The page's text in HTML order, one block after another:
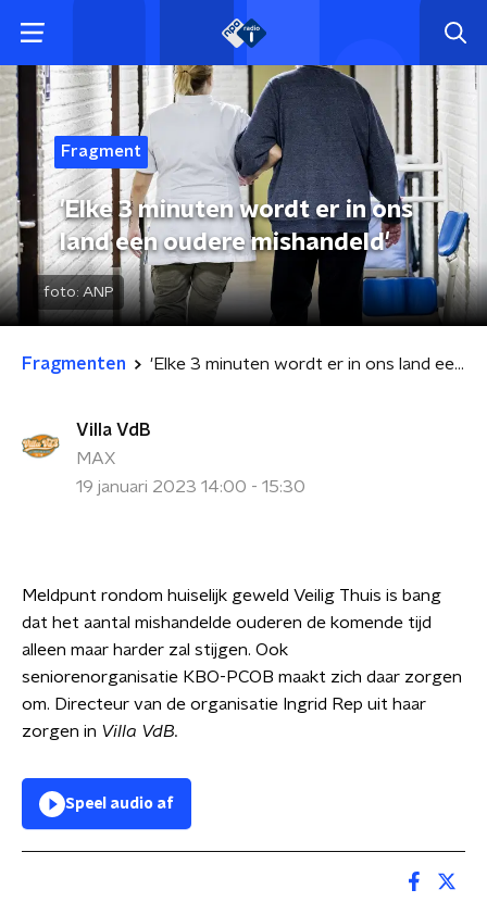
Fragment
'Elke 3 minuten wordt er in ons
land een oudere mishandeld'
foto: ANP
Fragmenten 'Elke 3 minuten wordt er in ons land een oudere mishandeld'
Villa VdB
MAX
19 januari 2023 14:00 - 15:30
Meldpunt rondom huiselijk geweld Veilig Thuis is bang
dat het aantal mishandelde ouderen de komende tijd
alleen maar harder zal stijgen. Ook
seniorenorganisatie KBO-PCOB maakt zich daar zorgen
om. Directeur van de organisatie Ingrid Rep uit haar
zorgen in Villa VdB.
Speel audio af